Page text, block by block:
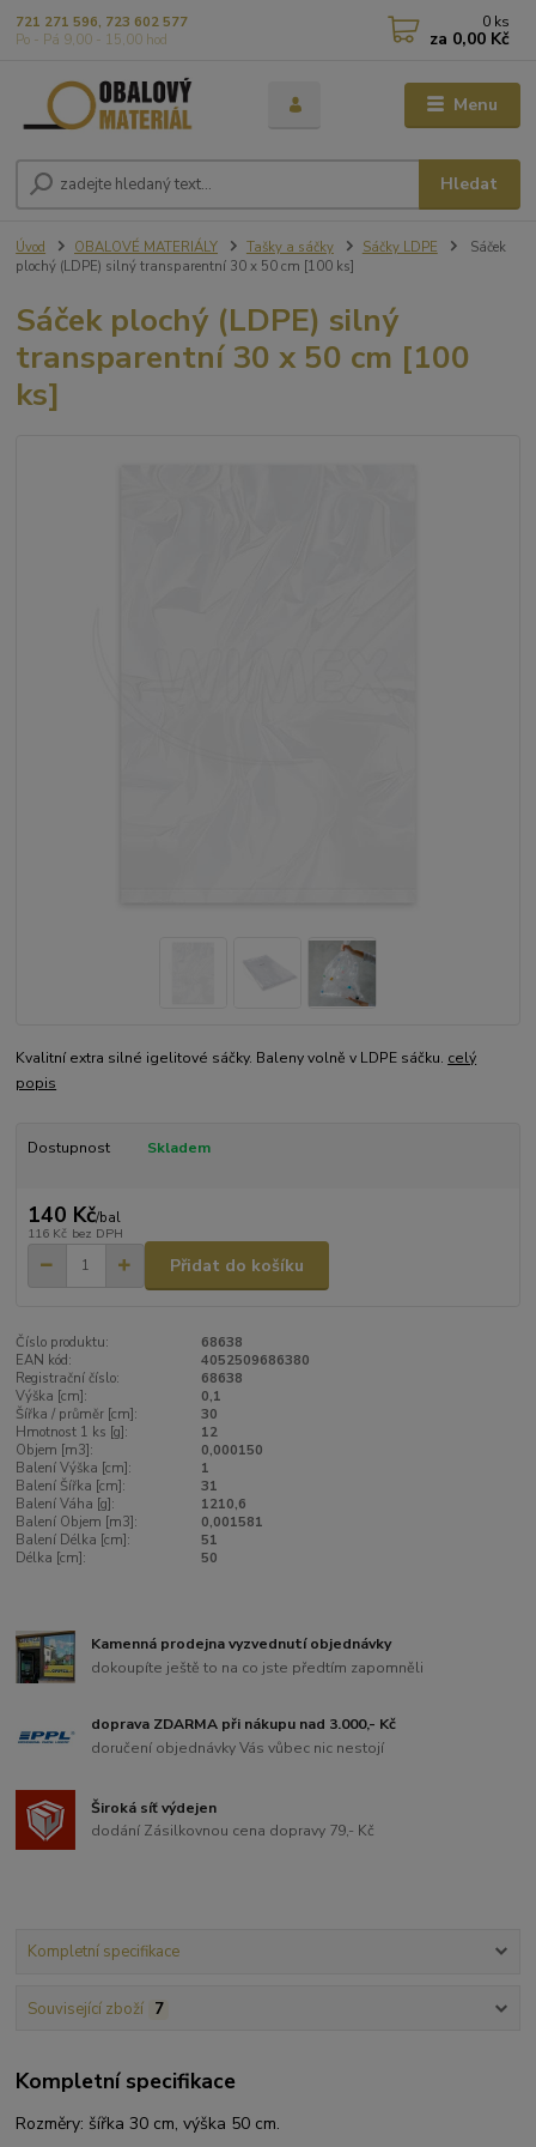
Menu
Hledat
721 271 596, 723 602 577
Po - Pá 9,00 - 15,00 hod
0 ks
za 0,00 Kč
Úvod OBALOVÉ MATERIÁLY Tašky a sáčky Sáčky LDPE
Sáček
plochý (LDPE) silný transparentní 30 x 50 cm [100 ks]
Sáček plochý (LDPE) silný
transparentní 30 x 50 cm [100
ks]
Kvalitní extra silné igelitové sáčky. Baleny volně v LDPE sáčku. celý
popis
Dostupnost Skladem
140 Kč/bal
116 Kč bez DPH
Přidat do košíku
Číslo produktu:
68638
EAN kód:
4052509686380
Registrační číslo:
68638
Výška [cm]:
0,1
Šířka / průměr [cm]:
30
Hmotnost 1 ks [g]:
12
Objem [m3]:
0,000150
Balení Výška [cm]:
1
Balení Šířka [cm]:
31
Balení Váha [g]:
1210,6
Balení Objem [m3]:
0,001581
Balení Délka [cm]:
51
Délka [cm]:
50
Kamenná prodejna vyzvednutí objednávky
dokoupíte ještě to na co jste předtím zapomněli
doprava ZDARMA při nákupu nad 3.000,- Kč
doručení objednávky Vás vůbec nic nestojí
Široká síť výdejen
dodání Zásilkovnou cena dopravy 79,- Kč
Kompletní specifikace
Související zboží 7
Kompletní specifikace
Rozměry: šířka 30 cm, výška 50 cm.